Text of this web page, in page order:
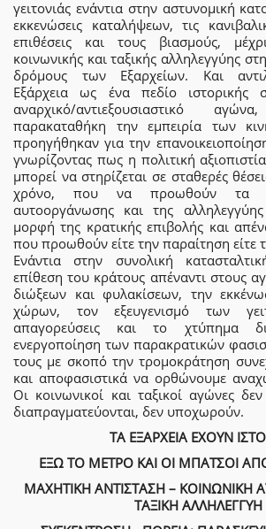
γειτονιάς ενάντια στην αστυνομική
εκκενώσεις καταλήψεων, τις
επιθέσεις και τους βιασμούς,
κοινωνικής και ταξικής αλληλεγγύης
δρόμους των Εξαρχείων. Και
Εξάρχεια ως ένα πεδίο ιστορικής
αναρχικό/αντιεξουσιαστικό
παρακαταθήκη την εμπειρία των
προηγήθηκαν για την
γνωρίζοντας πως η πολιτική
μπορεί να στηρίζεται σε σταθερές
χρόνο, που να προωθούν τα
αυτοοργάνωσης και της
μορφή της κρατικής επιβολής και
που προωθούν είτε την παραίτηση είτε
Ενάντια στην συνολική
επίθεση του κράτους απέναντι στους
διώξεων και φυλακίσεων, την
χώρων, τον εξευγενισμό των
απαγορεύσεις και το χτύπημα
ενεργοποίηση των παρακρατικών
τους με σκοπό την τρομοκράτηση
και αποφασιστικά να ορθώνουμε
Οι κοινωνικοί και ταξικοί αγώνες
διαπραγματεύονται, δεν υποχωρούν.
ΤΑ ΕΞΑΡΧΕΙΑ ΕΧΟΥΝ
ΕΞΩ ΤΟ ΜΕΤΡΟ ΚΑΙ ΟΙ ΜΠΑΤΣΟΙ
ΜΑΧΗΤΙΚΗ ΑΝΤΙΣΤΑΣΗ – ΚΟΙΝΩΝΙΚΗ
ΤΑΞΙΚΗ ΑΛΛΗΛΕΓΓΥΗ